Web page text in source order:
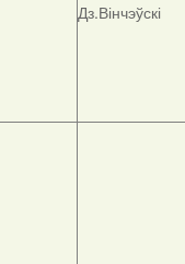
Дз.Вінчэўскі